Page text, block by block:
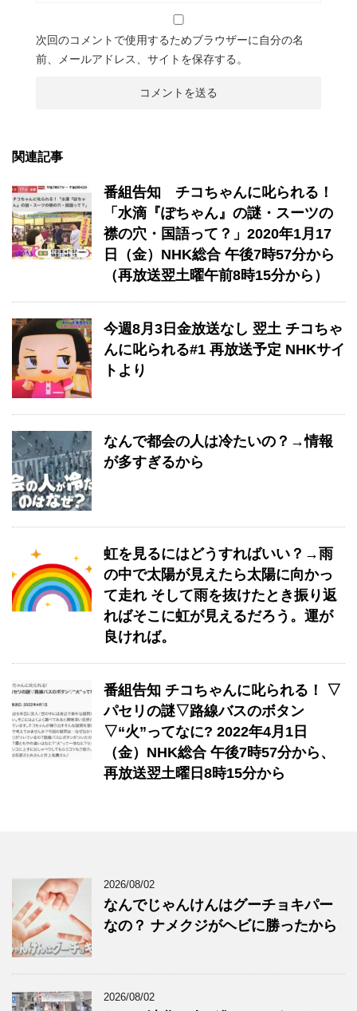
次回のコメントで使用するためブラウザーに自分の名
前、メールアドレス、サイトを保存する。
関連記事
番組告知 チコちゃんに叱られる！
「水滴『ぽちゃん』の謎・スーツの
襟の穴・国語って？」2020年1月17
日（金）NHK総合 午後7時57分から
（再放送翌土曜午前8時15分から）
今週8月3日金放送なし 翌土 チコちゃ
んに叱られる#1 再放送予定 NHKサイ
トより
なんで都会の人は冷たいの？→情報
が多すぎるから
虹を見るにはどうすればいい？→雨
の中で太陽が見えたら太陽に向かっ
て走れ そして雨を抜けたとき振り返
ればそこに虹が見えるだろう。運が
良ければ。
番組告知 チコちゃんに叱られる！ ▽
パセリの謎▽路線バスのボタン
▽“火”ってなに? 2022年4月1日
（金）NHK総合 午後7時57分から、
再放送翌土曜日8時15分から
2026/08/02
なんでじゃんけんはグーチョキパー
なの？ ナメクジがヘビに勝ったから
2026/08/02